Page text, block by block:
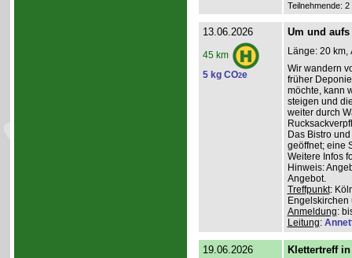
Teilnehmende:
13.06.2026
45 km
5 kg CO2e
Um und
Länge: 20 km,
Wir wandern
früher
möchte, kann
steigen und
weiter durch
Das Bistro
geöffnet; eine
Weitere Infos
Hinweis:
Angebot.
Treffpunkt:
Engelskirchen
Anmeldung:
Leitung:
19.06.2026 Klettertreff